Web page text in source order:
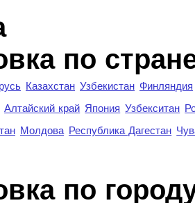
по
Казахстан Узбекистан Финляндия
Алтайский край Япония Узбекситан
Молдова Республика Дагестан
по